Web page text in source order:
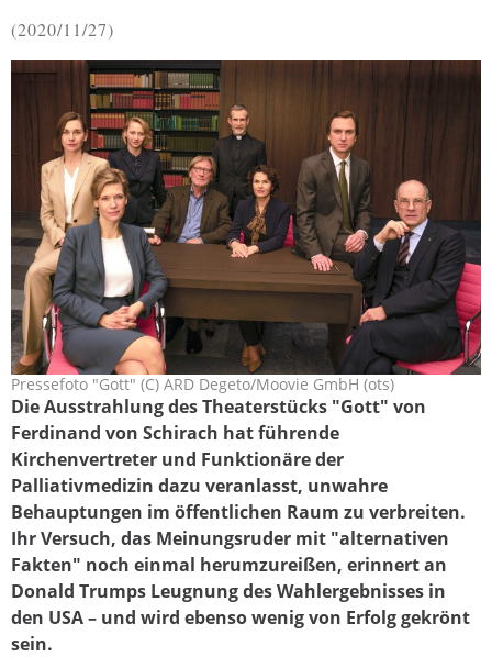
Imprint
2020/11/27
gott_von_ferdinand_v_schirach_ots.jpg
Pressefoto "Gott" (C) ARD Degeto/Moovie GmbH (ots)
Die Ausstrahlung des Theaterstücks "Gott" von
Ferdinand von Schirach hat führende
Kirchenvertreter und Funktionäre der
Palliativmedizin dazu veranlasst, unwahre
Behauptungen im öffentlichen Raum zu verbreiten.
Ihr Versuch, das Meinungsruder mit "alternativen
Fakten" noch einmal herumzureißen, erinnert an
Donald Trumps Leugnung des Wahlergebnisses in
den USA – und wird ebenso wenig von Erfolg gekrönt
sein.